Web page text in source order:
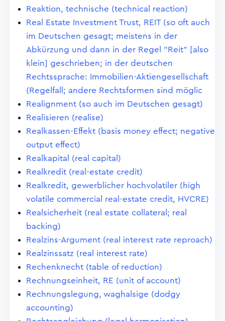
Reaktion, technische (technical reaction)
Real Estate Investment Trust, REIT (so oft auch
im Deutschen gesagt; meistens in der
Abkürzung und dann in der Regel "Reit" [also
klein] geschrieben; in der deutschen
Rechtssprache: Immobilien-Aktiengesellschaft
(Regelfall; andere Rechtsformen sind möglic
Realignment (so auch im Deutschen gesagt)
Realisieren (realise)
Realkassen-Effekt (basis money effect; negative
output effect)
Realkapital (real capital)
Realkredit (real-estate credit)
Realkredit, gewerblicher hochvolatiler (high
volatile commercial real-estate credit, HVCRE)
Realsicherheit (real estate collateral; real
backing)
Realzins-Argument (real interest rate reproach)
Realzinssatz (real interest rate)
Rechenknecht (table of reduction)
Rechnungseinheit, RE (unit of account)
Rechnungslegung, waghalsige (dodgy
accounting)